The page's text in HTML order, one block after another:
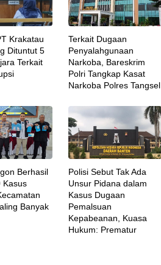
Krakatau
Dituntut 5
Terkait
Terkait Dugaan
Penyalahgunaan
Narkoba, Bareskrim
Polri Tangkap Kasat
Narkoba Polres Tangsel
Berhasil
Kasus
Banyak
Polisi Sebut Tak Ada
Unsur Pidana dalam
Kasus Dugaan
Pemalsuan
Kepabeanan, Kuasa
Hukum: Prematur